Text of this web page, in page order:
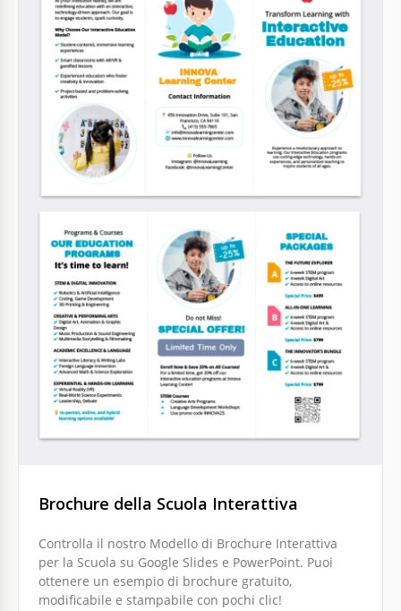
Brochure della Scuola Interattiva
Controlla il nostro Modello di Brochure Interattiva
per la Scuola su Google Slides e PowerPoint. Puoi
ottenere un esempio di brochure gratuito,
modificabile e stampabile con pochi clic!